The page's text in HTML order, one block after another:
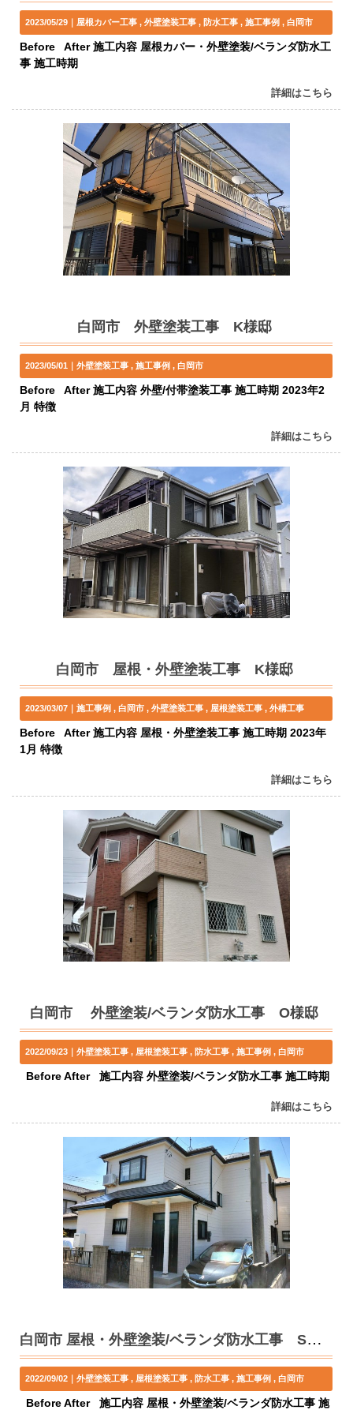
2023/05/29｜ 屋根カバー工事 外壁塗装工事 防水工事 施工事例 白岡市
Before After 施工内容 屋根カバー・外壁塗装/ベランダ防水工
事 施工時期
詳細はこちら
白岡市 外壁塗装工事 K様邸
2023/05/01｜外壁塗装工事 施工事例 白岡市
Before After 施工内容 外壁/付帯塗装工事 施工時期 2023年2
月 特徴
詳細はこちら
白岡市 屋根・外壁塗装工事 K様邸
2023/03/07｜施工事例 白岡市 外壁塗装工事 屋根塗装工事 外構工事
Before After 施工内容 屋根・外壁塗装工事 施工時期 2023年
1月 特徴
詳細はこちら
白岡市 外壁塗装/ベランダ防水工事 O様邸
2022/09/23｜外壁塗装工事 屋根塗装工事 防水工事 施工事例 白岡市
Before After 施工内容 外壁塗装/ベランダ防水工事 施工時期
詳細はこちら
白岡市 屋根・外壁塗装/ベランダ防水工事 S様邸
2022/09/02｜外壁塗装工事 屋根塗装工事 防水工事 施工事例 白岡市
Before After 施工内容 屋根・外壁塗装/ベランダ防水工事 施